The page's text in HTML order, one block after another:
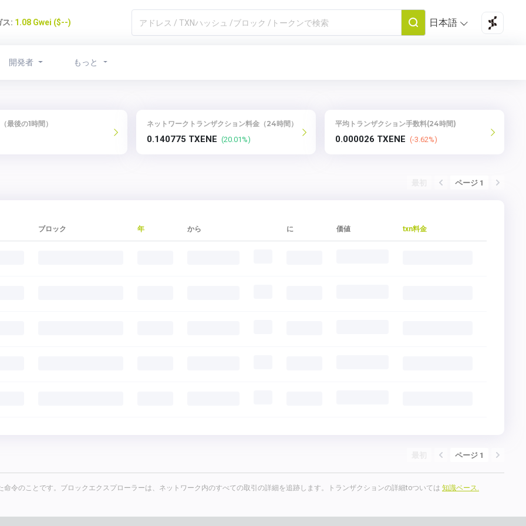
ス: 1.08 Gwei ($--) 日本語
開発者 もっと
最後の1時間） ネットワークトランザクション料金（24時間）
0.140775 TXENE (20.01%)
平均トランザクション手数料(24時間)
0.000026 TXENE (-3.62%)
ページ 1
ブロック 年 から に 価値 txn料金
ページ 1
令のことです。ブロックエクスプローラーは、ネットワーク内のすべての取引の詳細を追跡します。トランザクションの詳細toついては 知識ベース.